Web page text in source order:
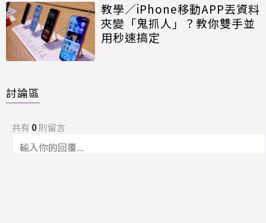
教學／iPhone移動APP丟資料
夾變「鬼抓人」？教你雙手並
用秒速搞定
討論區
共有 0則留言